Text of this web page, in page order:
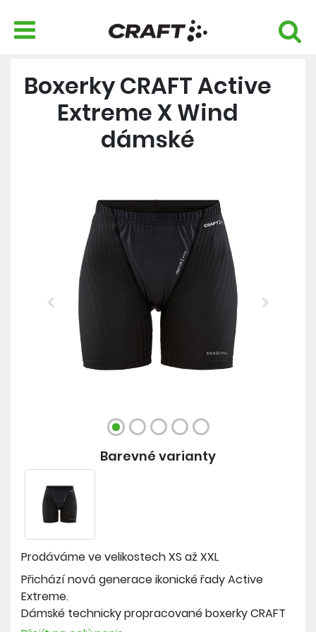
Boxerky CRAFT Active
Extreme X Wind
dámské
Previous Next
Přichází nová generace ikonické řady Active
Extreme.
Dámské technicky propracované boxerky CRAFT
Prodáváme ve velikostechXS až XXL
Barevné varianty